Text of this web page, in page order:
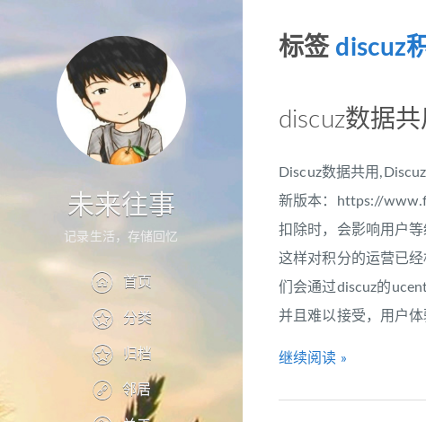
未来往事
记录生活，存储回忆
首页
分类
归档
邻居
标签 discuz
discuz数据
Discuz数据共用
新版本：https://
扣除时，会影响用户
这样对积分的运营已
们会通过discuz的
并且难以接受，用户
继续阅读 »